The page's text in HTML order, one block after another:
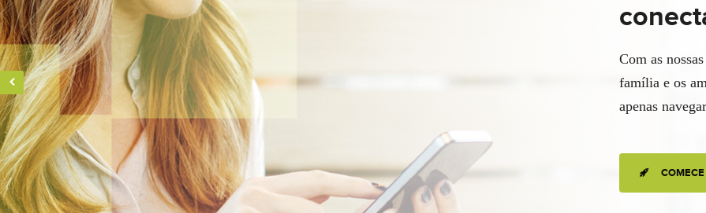
para uma vida mais
tranquila
Controle o que seus filhos podem acessar na internet e
Segurança ao se conectar em redes Wi-Fi públicas e
compartilhadas.